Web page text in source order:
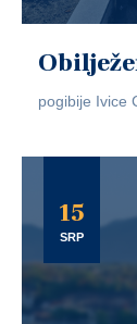
pogibije Ivice
15
SRP